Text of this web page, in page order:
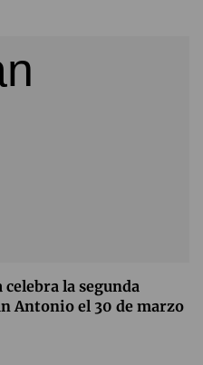
celebra la segunda
Antonio el 30 de marzo